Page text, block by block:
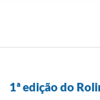
1ª edição do